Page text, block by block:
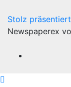
Stolz
Newspaperex